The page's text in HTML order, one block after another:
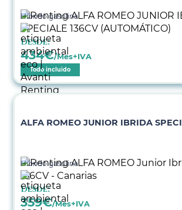
Híbrido gasolina
Desde:
434€/Mes+IVA
Todo incluido
ALFA ROMEO JUNIOR IBRIDA
Híbrido gasolina
Desde:
359€/Mes+IVA